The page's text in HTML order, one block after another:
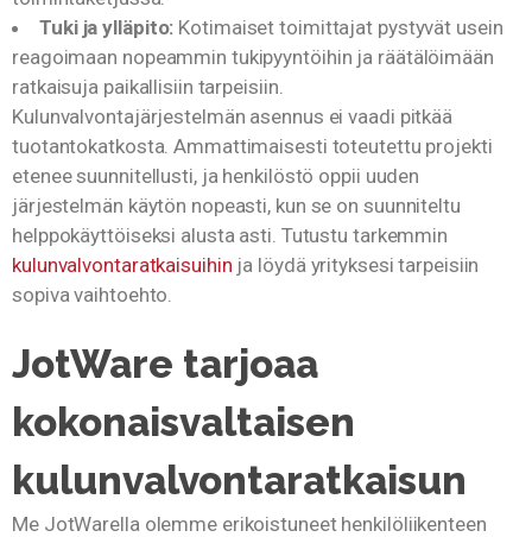
Tuki ja ylläpito: Kotimaiset toimittajat pystyvät usein
reagoimaan nopeammin tukipyyntöihin ja räätälöimään
ratkaisuja paikallisiin tarpeisiin.
Kulunvalvontajärjestelmän asennus ei vaadi pitkää
tuotantokatkosta. Ammattimaisesti toteutettu projekti
etenee suunnitellusti, ja henkilöstö oppii uuden
järjestelmän käytön nopeasti, kun se on suunniteltu
helppokäyttöiseksi alusta asti. Tutustu tarkemmin
kulunvalvontaratkaisuihin ja löydä yrityksesi tarpeisiin
sopiva vaihtoehto.
JotWare tarjoaa
kokonaisvaltaisen
kulunvalvontaratkaisun
Me JotWarella olemme erikoistuneet henkilöliikenteen